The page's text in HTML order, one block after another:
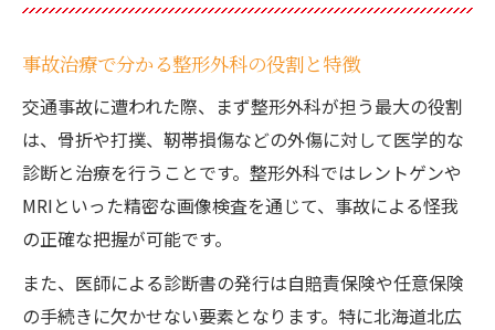
事故治療で分かる整形外科の役割と特徴
交通事故に遭われた際、まず整形外科が担う最大の役割
は、骨折や打撲、靭帯損傷などの外傷に対して医学的な
診断と治療を行うことです。整形外科ではレントゲンや
MRIといった精密な画像検査を通じて、事故による怪我
の正確な把握が可能です。
また、医師による診断書の発行は自賠責保険や任意保険
の手続きに欠かせない要素となります。特に北海道北広